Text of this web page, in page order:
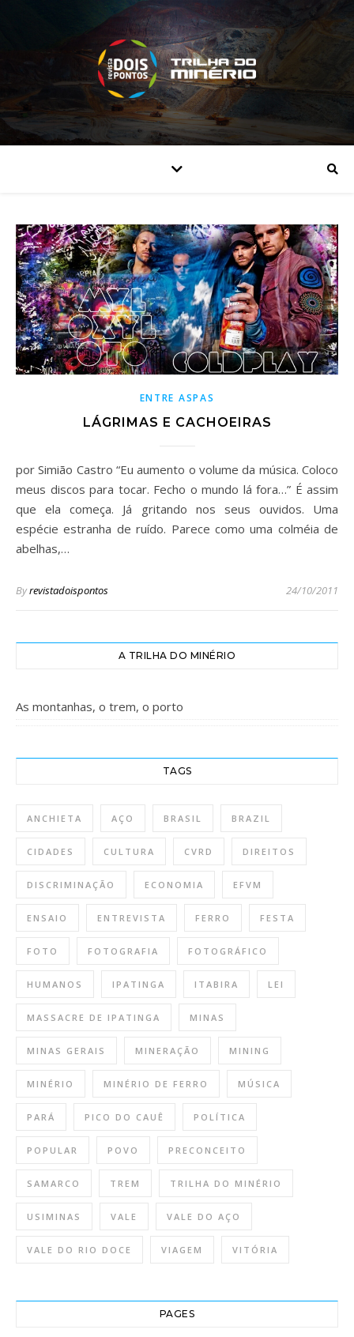
ENTRE ASPAS
LÁGRIMAS E CACHOEIRAS
por Simião Castro “Eu aumento o volume da música. Coloco
meus discos para tocar. Fecho o mundo lá fora…” É assim
que ela começa. Já gritando nos seus ouvidos. Uma
espécie estranha de ruído. Parece como uma colméia de
abelhas,…
Byrevistadoispontos 24/10/2011
A TRILHA DO MINÉRIO
As montanhas, o trem, o porto
TAGS
ANCHIETA AÇO BRASIL BRAZIL
CIDADES CULTURA CVRD DIREITOS
DISCRIMINAÇÃO ECONOMIA EFVM
ENSAIO ENTREVISTA FERRO FESTA
FOTO FOTOGRAFIA FOTOGRÁFICO
HUMANOS IPATINGA ITABIRA LEI
MASSACRE DE IPATINGA MINAS
MINAS GERAIS MINERAÇÃO MINING
MINÉRIO MINÉRIO DE FERRO MÚSICA
PARÁ PICO DO CAUÊ POLÍTICA
POPULAR POVO PRECONCEITO
SAMARCO TREM TRILHA DO MINÉRIO
USIMINAS VALE VALE DO AÇO
VALE DO RIO DOCE VIAGEM VITÓRIA
PAGES